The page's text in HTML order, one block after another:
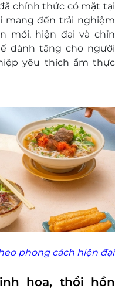
vụ được cung cấp
chấp về sau giữa
hoặc thay đổi điều
mà không thông
chính thức có mặt tại
mang đến trải nghiệm
mới, hiện đại và chỉn
dành tặng cho người
yêu thích ẩm thực
phong cách hiện đại
hoa, thổi hồn